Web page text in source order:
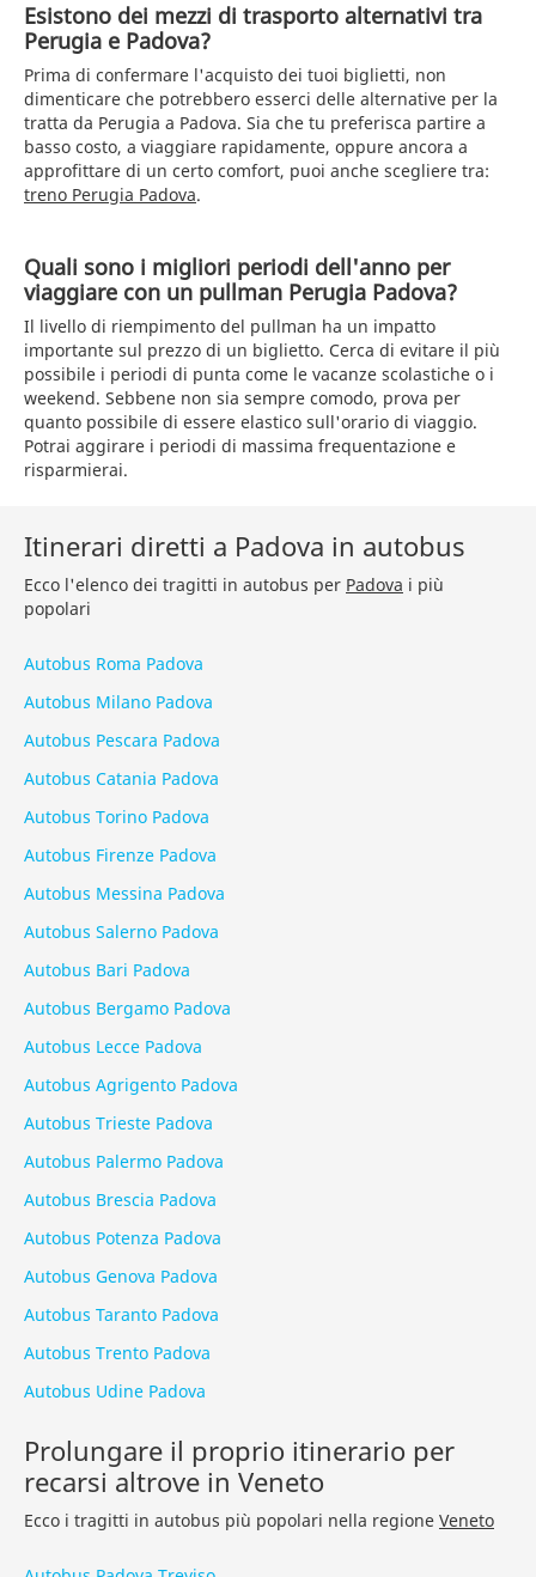
Esistono dei mezzi di trasporto alternativi tra
Perugia e Padova?
Prima di confermare l'acquisto dei tuoi biglietti, non
dimenticare che potrebbero esserci delle alternative per la
tratta da Perugia a Padova. Sia che tu preferisca partire a
basso costo, a viaggiare rapidamente, oppure ancora a
approfittare di un certo comfort, puoi anche scegliere tra:
treno Perugia Padova.
Quali sono i migliori periodi dell'anno per
viaggiare con un pullman Perugia Padova?
Il livello di riempimento del pullman ha un impatto
importante sul prezzo di un biglietto. Cerca di evitare il più
possibile i periodi di punta come le vacanze scolastiche o i
weekend. Sebbene non sia sempre comodo, prova per
quanto possibile di essere elastico sull'orario di viaggio.
Potrai aggirare i periodi di massima frequentazione e
risparmierai.
Itinerari diretti a Padova in autobus
Ecco l'elenco dei tragitti in autobus per Padova i più
popolari
Autobus Roma Padova
Autobus Milano Padova
Autobus Pescara Padova
Autobus Catania Padova
Autobus Torino Padova
Autobus Firenze Padova
Autobus Messina Padova
Autobus Salerno Padova
Autobus Bari Padova
Autobus Bergamo Padova
Autobus Lecce Padova
Autobus Agrigento Padova
Autobus Trieste Padova
Autobus Palermo Padova
Autobus Brescia Padova
Autobus Potenza Padova
Autobus Genova Padova
Autobus Taranto Padova
Autobus Trento Padova
Autobus Udine Padova
Prolungare il proprio itinerario per
recarsi altrove in Veneto
Ecco i tragitti in autobus più popolari nella regione Veneto